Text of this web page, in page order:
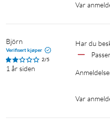
Var
Björn
Verifisert kjøper
2/5
1 år siden
Har du
Var